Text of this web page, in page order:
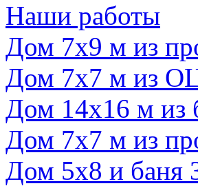
Наши работы
Дом 7х9 м из
Дом 7х7 м из
Дом 14х16 м из
Дом 7х7 м из
Дом 5х8 и баня